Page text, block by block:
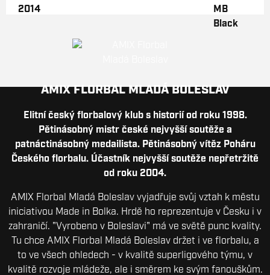
AMIX FLORBAL MLADÁ BOLESLAV
Elitní český florbalový klub s historií od roku 1998.
Pětinásobný mistr české nejvyšší soutěže a
patnáctinásobný medailista. Pětinásobný vítěz Poháru
Českého florbalu. Účastník nejvyšší soutěže nepřetržitě
od roku 2004.
AMIX Florbal Mladá Boleslav vyjadřuje svůj vztah k městu
iniciativou Made in Bolka. Hrdě ho reprezentuje v Česku i v
zahraničí. "Vyrobeno v Boleslavi" má ve světě punc kvality.
Tu chce AMIX Florbal Mladá Boleslav držet i ve florbalu, a
to ve všech ohledech - v kvalitě superligového týmu, v
kvalitě rozvoje mládeže, ale i směrem ke svým fanouškům.